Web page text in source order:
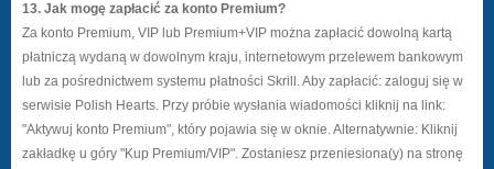
13. Jak mogę zapłacić za konto Premium?
Za konto Premium, VIP lub Premium+VIP można zapłacić dowolną kartą
płatniczą wydaną w dowolnym kraju, internetowym przelewem bankowym
lub za pośrednictwem systemu płatności Skrill. Aby zapłacić: zaloguj się w
serwisie Polish Hearts. Przy próbie wysłania wiadomości kliknij na link:
"Aktywuj konto Premium", który pojawia się w oknie. Alternatywnie: Kliknij
zakładkę u góry "Kup Premium/VIP". Zostaniesz przeniesiona(y) na stronę